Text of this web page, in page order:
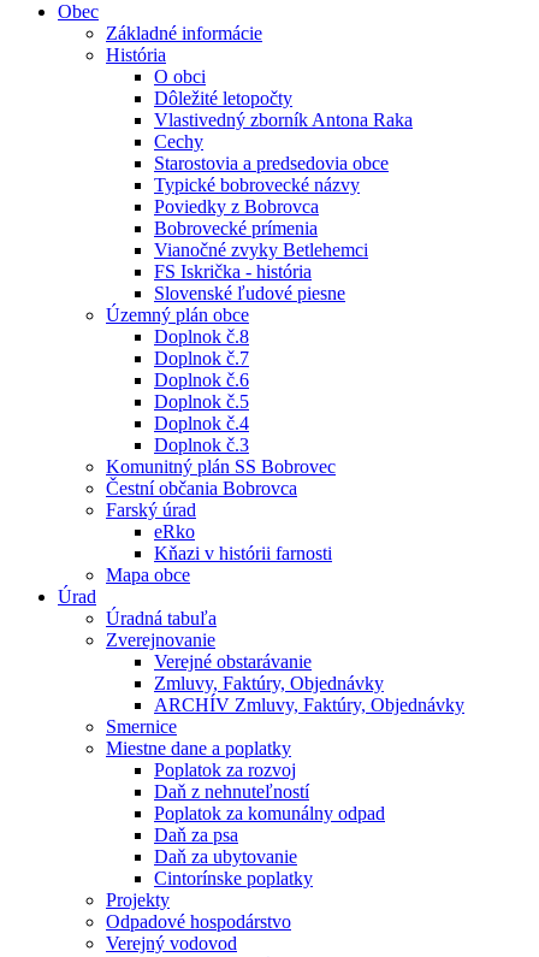
Obec
Základné informácie
História
O obci
Dôležité letopočty
Vlastivedný zborník Antona Raka
Cechy
Starostovia a predsedovia obce
Typické bobrovecké názvy
Poviedky z Bobrovca
Bobrovecké prímenia
Vianočné zvyky Betlehemci
FS Iskrička - história
Slovenské ľudové piesne
Územný plán obce
Doplnok č.8
Doplnok č.7
Doplnok č.6
Doplnok č.5
Doplnok č.4
Doplnok č.3
Komunitný plán SS Bobrovec
Čestní občania Bobrovca
Farský úrad
eRko
Kňazi v histórii farnosti
Mapa obce
Úrad
Úradná tabuľa
Zverejnovanie
Verejné obstarávanie
Zmluvy, Faktúry, Objednávky
ARCHÍV Zmluvy, Faktúry, Objednávky
Smernice
Miestne dane a poplatky
Poplatok za rozvoj
Daň z nehnuteľností
Poplatok za komunálny odpad
Daň za psa
Daň za ubytovanie
Cintorínske poplatky
Projekty
Odpadové hospodárstvo
Verejný vodovod